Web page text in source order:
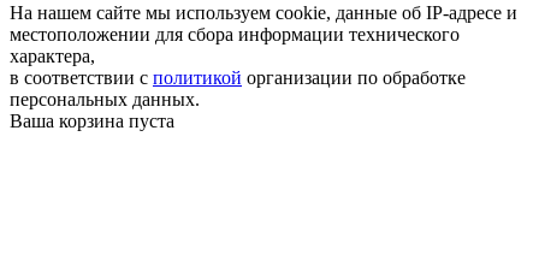
На нашем сайте мы используем cookie, данные об IP-адресе и
местоположении для сбора информации технического
характера,
в соответствии с политикой организации по обработке
персональных данных.
Ваша корзина пуста